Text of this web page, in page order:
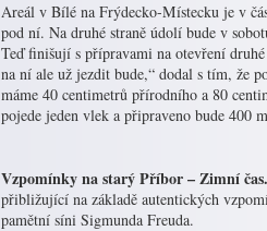
Areál v Bílé na Frýdecko-Místecku je v
pod ní. Na druhé straně údolí bude v
Teď finišují s přípravami na otevření
na ní ale už jezdit bude,“ dodal s tím, že
máme 40 centimetrů přírodního a 80
pojede jeden vlek a připraveno bude 400
Vzpomínky na starý Příbor – Zimní
přibližující na základě autentických
pamětní síni Sigmunda Freuda.